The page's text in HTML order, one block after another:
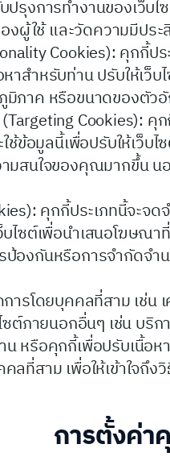
รุงการทำงานของเว็บ
องผู้ใช้ และวัดความมีป
Cookies): คุกกี้ป
าสำหรับท่าน ปรับให้เ
าค หรือขนาดของตัวอั
Cookies): คุ
ช้ข้อมูลนี้เพื่อปรับให้เว็บไ
มสนใจของคุณมากขึ้น
คุกกี้ประเภทนี้จะจด
ไซต์เพื่อนำเสนอโฆษณ
องกันหรือการจำกัดจำ
การโดยบุคคลที่สาม เ
ต์ภายนอกอื่นๆ เช่น บริ
หรือคุกกี้เพื่อปรับเนื้อ
ลที่สาม เพื่อให้เข้าใจถึ
การตั้งค่า